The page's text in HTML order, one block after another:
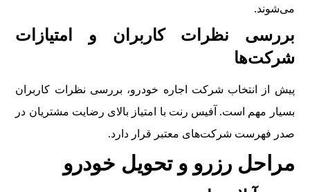
می‌شوند.
بررسی نظرات کاربران و امتیازات
شرکت‌ها
پیش از انتخاب شرکت اجاره خودرو، بررسی نظرات کاربران
بسیار مهم است. آفیس رنت با امتیاز بالای رضایت مشتریان در
صدر فهرست شرکت‌های معتبر قرار دارد.
مراحل رزرو و تحویل خودرو